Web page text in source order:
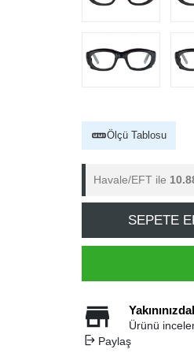
Ölçü Tablosu
Havale/EFT ile
SEPETE
Ürünü
Paylaş